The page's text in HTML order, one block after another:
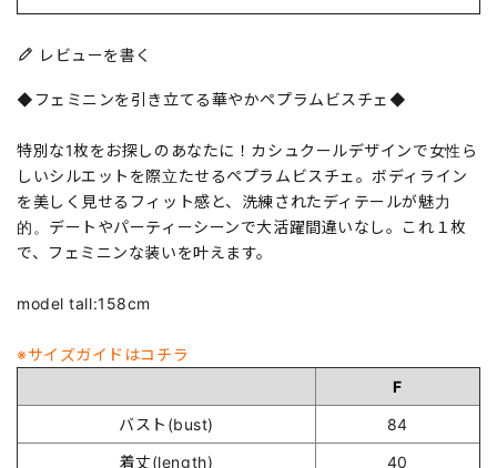
レビューを書く
◆フェミニンを引き立てる華やかペプラムビスチェ◆
特別な1枚をお探しのあなたに！カシュクールデザインで女性ら
しいシルエットを際立たせるペプラムビスチェ。ボディライン
を美しく見せるフィット感と、洗練されたディテールが魅力
的。デートやパーティーシーンで大活躍間違いなし。これ１枚
で、フェミニンな装いを叶えます。
model tall:158cm
※サイズガイドはコチラ
F
バスト(bust)
84
着丈(length)
40